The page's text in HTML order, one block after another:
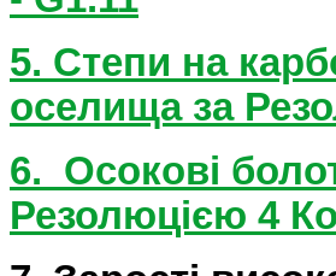
5. Степи на
оселища за
6. Осокові
Резолюцією 4